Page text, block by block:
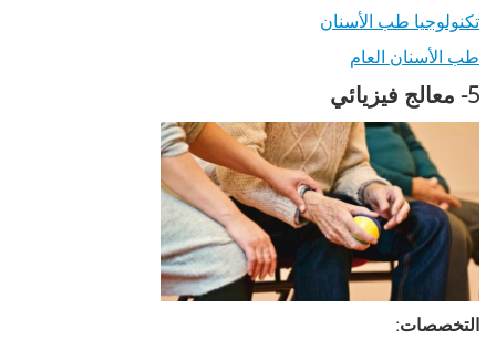
تكنولوجيا طب الأسنان
طب الأسنان العام
5- معالج فيزيائي
التخصصات: